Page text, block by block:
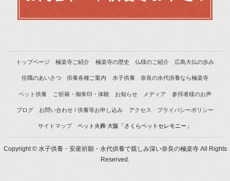
トップページ 極楽寺ご紹介 極楽寺の歴史 仏様のご紹介 広島大仏の歩み
住職のあいさつ 供養各種ご案内 水子供養 奈良の永代供養なら極楽寺
ペット供養 ご祈祷・御朱印・体験 お知らせ メディア 参拝者様のお声
ブログ お問い合わせ / 供養等お申し込み アクセス プライバシーポリシー
サイトマップ ペット火葬 大阪「さくらペットセレモニー」
Copyright © 水子供養・安産祈願・永代供養で親しみ深い奈良の極楽寺 All Rights
Reserved.